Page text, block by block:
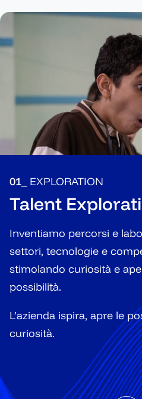
01_ EXPLORATION
Talent
Inventiamo percorsi e
settori, tecnologie e
stimolando curiosità e
possibilità.
L’azienda ispira, apre le
curiosità.